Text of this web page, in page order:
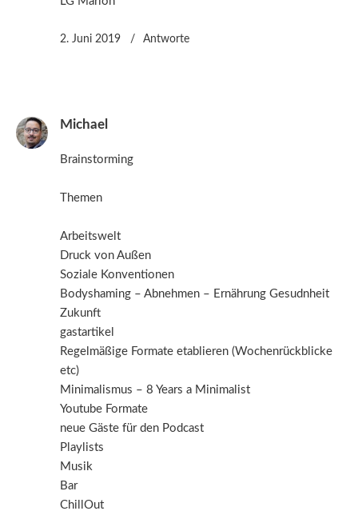
2. Juni 2019 Antworte
Michael
Brainstorming
Themen
Arbeitswelt
Druck von Außen
Soziale Konventionen
Bodyshaming – Abnehmen – Ernährung Gesudnheit
Zukunft
gastartikel
Regelmäßige Formate etablieren (Wochenrückblicke
etc)
Minimalismus – 8 Years a Minimalist
Youtube Formate
neue Gäste für den Podcast
Playlists
Musik
Bar
ChillOut